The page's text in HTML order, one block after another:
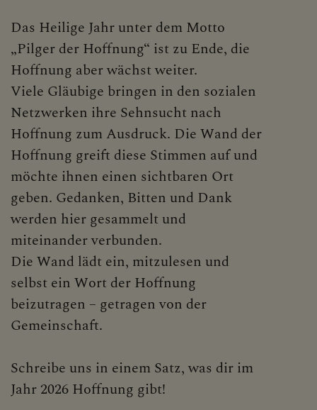
Das Heilige Jahr unter dem Motto
„Pilger der Hoffnung“ ist zu Ende, die
Hoffnung aber wächst weiter.
Viele Gläubige bringen in den sozialen
Netzwerken ihre Sehnsucht nach
Hoffnung zum Ausdruck. Die Wand der
Hoffnung greift diese Stimmen auf und
möchte ihnen einen sichtbaren Ort
geben. Gedanken, Bitten und Dank
werden hier gesammelt und
miteinander verbunden.
Die Wand lädt ein, mitzulesen und
selbst ein Wort der Hoffnung
beizutragen – getragen von der
Gemeinschaft.
Schreibe uns in einem Satz, was dir im
Jahr 2026 Hoffnung gibt!